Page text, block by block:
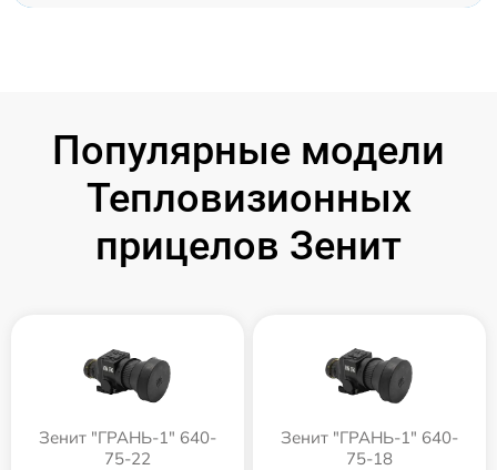
Популярные модели
Тепловизионных
прицелов Зенит
Зенит "ГРАНЬ-1" 640-
75-22
Зенит "ГРАНЬ-1" 640-
75-18